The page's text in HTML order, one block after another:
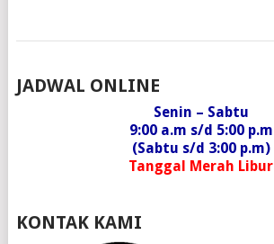
POSTS
JADWAL ONLINE
Senin – Sabtu
9:00 a.m s/d 5:00 p.m
(Sabtu s/d 3:00 p.m)
Tanggal Merah Libur
KONTAK KAMI